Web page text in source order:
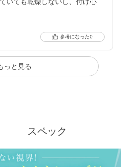
0
っと見る
スペック